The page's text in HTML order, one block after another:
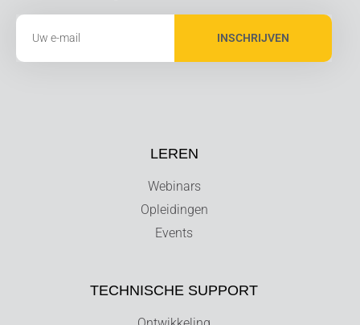
INSCHRIJVEN
LEREN
Webinars
Opleidingen
Events
TECHNISCHE SUPPORT